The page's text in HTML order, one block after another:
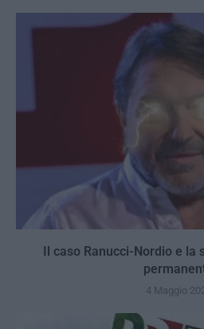
Il caso Ranucci-Nordio e la
4 Maggio